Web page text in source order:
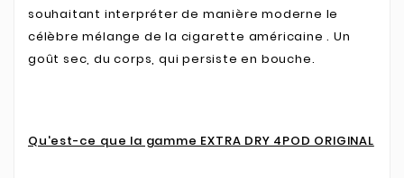
souhaitant interpréter de manière moderne le
célèbre mélange de la cigarette américaine . Un
goût sec, du corps, qui persiste en bouche.
Qu'est-ce que la gamme EXTRA DRY 4POD ORIGINAL